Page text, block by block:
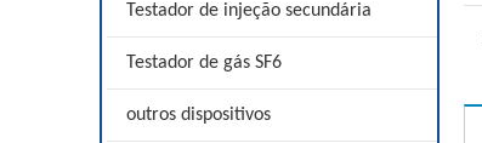
Testador de injeção secundária
Testador de gás SF6
outros dispositivos